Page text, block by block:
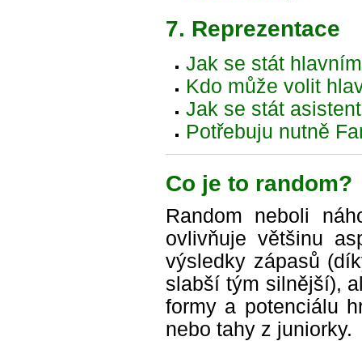
7. Reprezentace
Jak se stát
Kdo může volit
Jak se stát
Potřebuju nutně
Co je to random?
Random neboli
ovlivňuje většinu
výsledky zápasů
slabší tým silnější),
formy a potenciálu
nebo tahy z juniorky.